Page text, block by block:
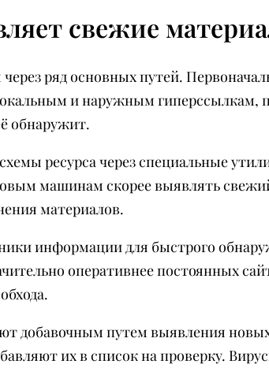
свежие
ряд основных путей.
и наружным гиперссылкам,
обнаружит.
ресурса через специальные
машинам скорее выявлять
материалов.
информации для быстрого
оперативнее постоянных
добавочным путем выявления
их в список на проверку.